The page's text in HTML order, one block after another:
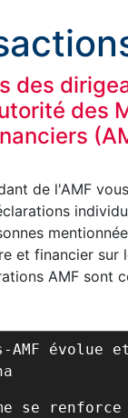
des
des
de l'AMF
et financier sur
AMF sont
AMF évolue
se renforce